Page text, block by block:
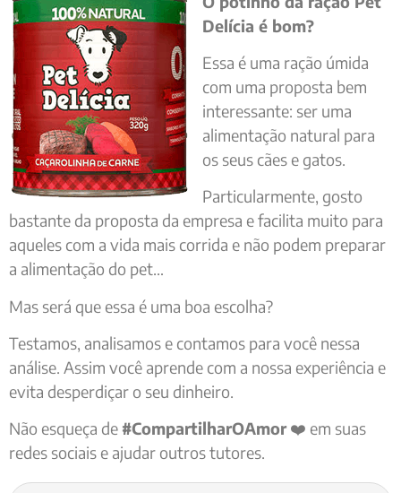
Delícia é bom?
Essa é uma ração úmida
com uma proposta bem
interessante: ser uma
alimentação natural para
os seus cães e gatos.
Particularmente, gosto
bastante da proposta da empresa e facilita muito para
aqueles com a vida mais corrida e não podem preparar
a alimentação do pet…
Mas será que essa é uma boa escolha?
Testamos, analisamos e contamos para você nessa
análise. Assim você aprende com a nossa experiência e
evita desperdiçar o seu dinheiro.
Não esqueça de #CompartilharOAmor❤️ em suas
redes sociais e ajudar outros tutores.